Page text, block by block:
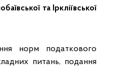
та Іркліївської
норм податкового
питань, подання